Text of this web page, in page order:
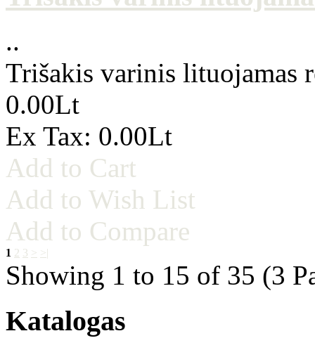
..
Trišakis varinis lituojamas
0.00Lt
Ex Tax: 0.00Lt
Add to Cart
Add to Wish List
Add to Compare
1 2 3 > >|
Showing 1 to 15 of 35 (3
Katalogas